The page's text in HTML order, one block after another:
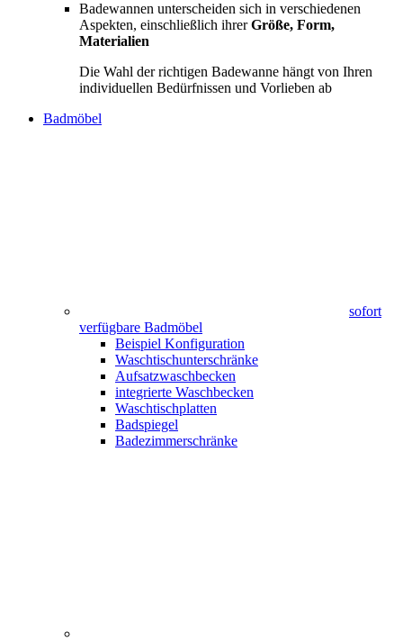
Badewannen unterscheiden sich in verschiedenen
Aspekten, einschließlich ihrerGröße, Form,
Materialien
Die Wahl der richtigen Badewanne hängt von Ihren
individuellen Bedürfnissen und Vorlieben ab
Badmöbel
sofort
verfügbare Badmöbel
Beispiel Konfiguration
Waschtischunterschränke
Aufsatzwaschbecken
integrierte Waschbecken
Waschtischplatten
Badspiegel
Badezimmerschränke